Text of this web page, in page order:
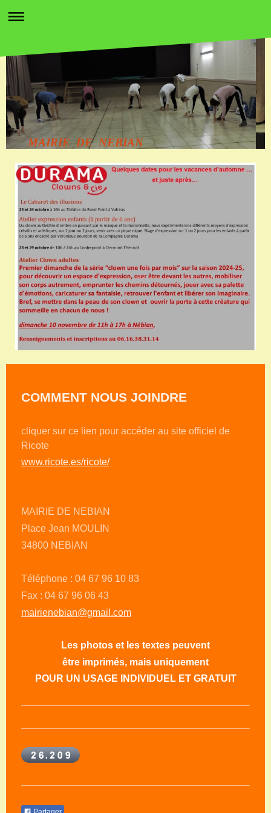
MAIRIE DE NEBIAN
COMMENT NOUS JOINDRE
cliquer sur ce lien pour accéder au site officiel de
Ricote
www.ricote.es/ricote/
MAIRIE DE NEBIAN
Place Jean MOULIN
34800 NEBIAN
Téléphone : 04 67 96 10 83
Fax : 04 67 96 06 43
mairienebian@gmail.com
Les photos et les textes peuvent
être imprimés, mais uniquement
POUR UN USAGE INDIVIDUEL ET GRATUIT